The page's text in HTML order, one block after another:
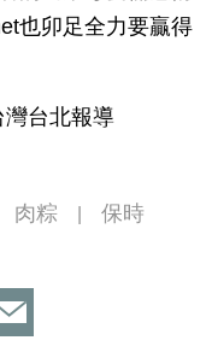
也卯足全力要贏得
灣台北報導
肉粽
保時